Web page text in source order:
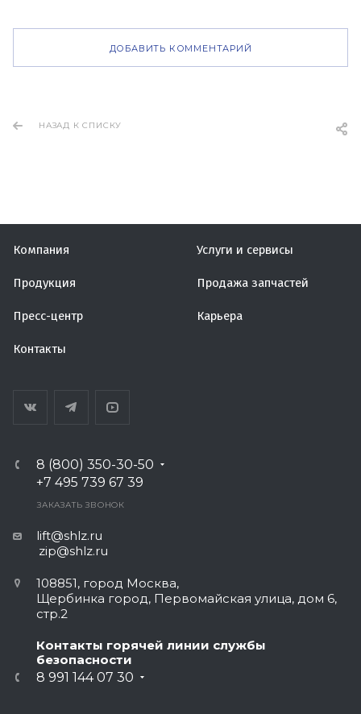
ДОБАВИТЬ КОММЕНТАРИЙ
НАЗАД К СПИСКУ
Компания Услуги и сервисы
Продукция Продажа запчастей
Пресс-центр Карьера
Контакты
8 (800) 350-30-50
+7 495 739 67 39
ЗАКАЗАТЬ ЗВОНОК
lift@shlz.ru
zip@shlz.ru
108851, город Москва,
Щербинка город, Первомайская улица, дом 6,
стр.2
Контакты горячей линии службы
безопасности
8 991 144 07 30